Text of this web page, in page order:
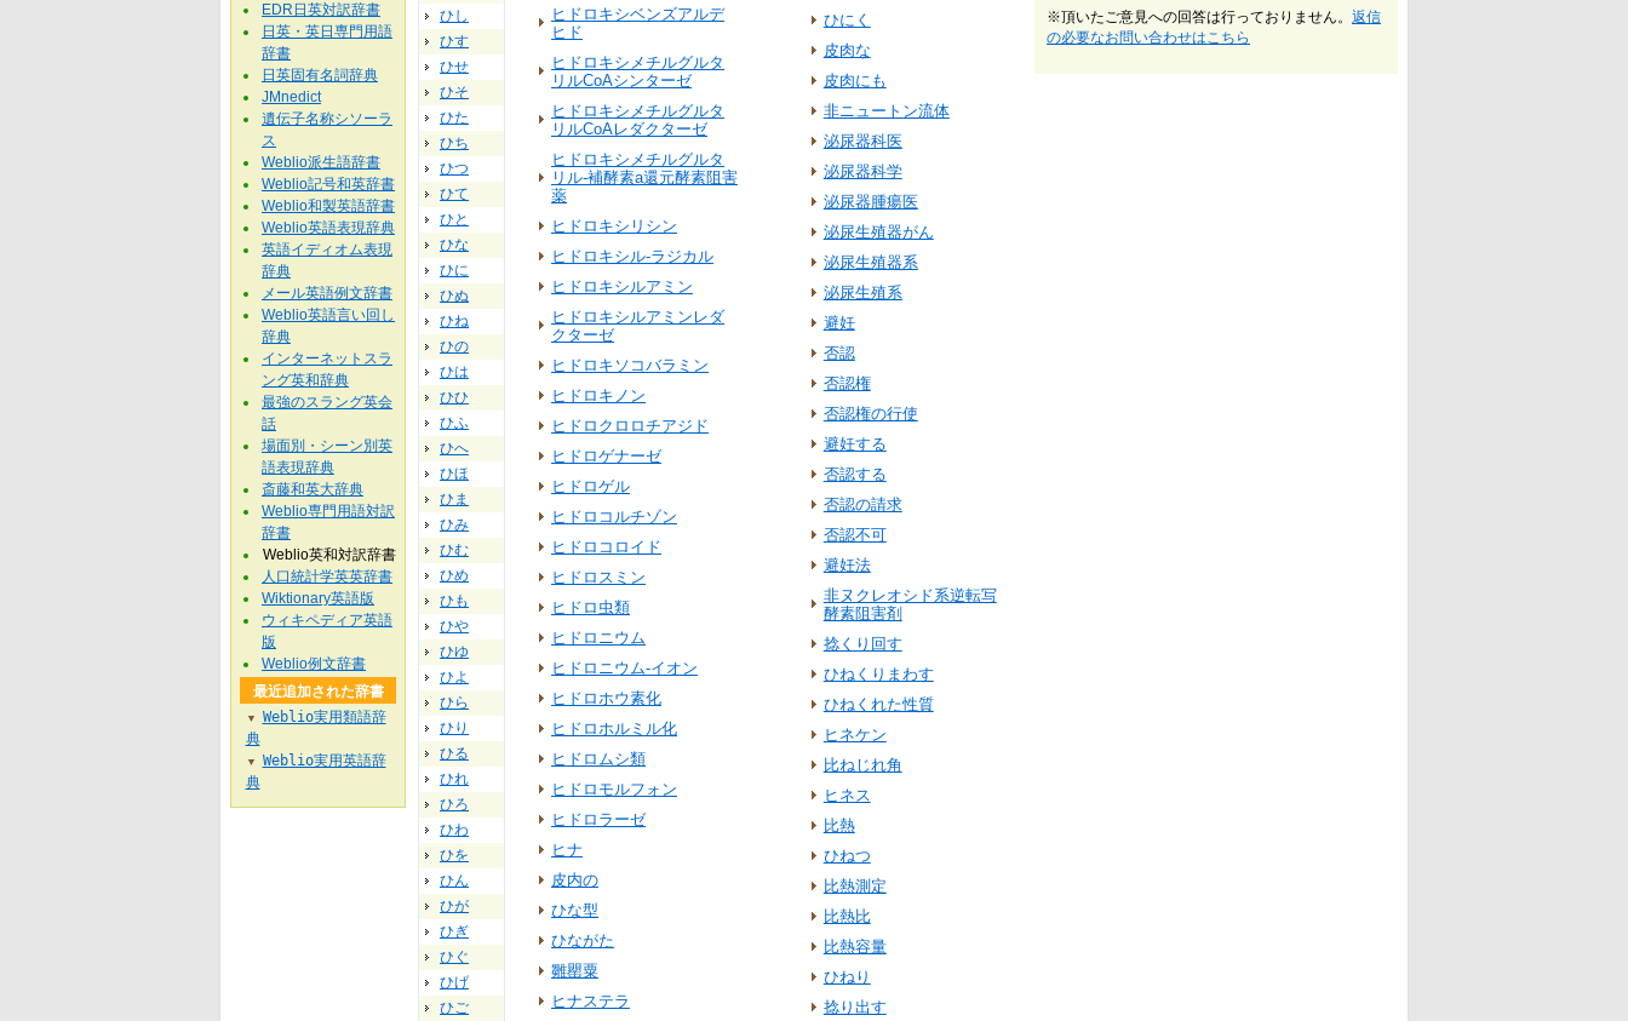
ひし
ひす
ひせ
ひそ
ひた
ひち
ひつ
ひて
ひと
ひな
ひに
ひぬ
ひね
ひの
ひは
ひひ
ひふ
ひへ
ひほ
ひま
ひみ
ひむ
ひめ
ひも
ひや
ひゆ
ひよ
ひら
ひり
ひる
ひれ
ひろ
ひわ
ひを
ひん
ひが
ひぎ
ひぐ
ひげ
ひご
ヒドロキシベンズアルデ
ヒド
ヒドロキシメチルグルタ
リルCoAシンターゼ
ヒドロキシメチルグルタ
リルCoAレダクターゼ
ヒドロキシメチルグルタ
リル‐補酵素a還元酵素阻害
薬
ヒドロキシリシン
ヒドロキシル‐ラジカル
ヒドロキシルアミン
ヒドロキシルアミンレダ
クターゼ
ヒドロキソコバラミン
ヒドロキノン
ヒドロクロロチアジド
ヒドロゲナーゼ
ヒドロゲル
ヒドロコルチゾン
ヒドロコロイド
ヒドロスミン
ヒドロ虫類
ヒドロニウム
ヒドロニウム‐イオン
ヒドロホウ素化
ヒドロホルミル化
ヒドロムシ類
ヒドロモルフォン
ヒドロラーゼ
ヒナ
皮内の
ひな型
ひながた
雛罌粟
ヒナステラ
ひにく
皮肉な
皮肉にも
非ニュートン流体
泌尿器科医
泌尿器科学
泌尿器腫瘍医
泌尿生殖器がん
泌尿生殖器系
泌尿生殖系
避妊
否認
否認権
否認権の行使
避妊する
否認する
否認の請求
否認不可
避妊法
非ヌクレオシド系逆転写
酵素阻害剤
捻くり回す
ひねくりまわす
ひねくれた性質
ヒネケン
比ねじれ角
ヒネス
比熱
ひねつ
比熱測定
比熱比
比熱容量
ひねり
捻り出す
EDR日英対訳辞書
日英・英日専門用語
辞書
日英固有名詞辞典
JMnedict
遺伝子名称シソーラ
ス
Weblio派生語辞書
Weblio記号和英辞書
Weblio和製英語辞書
Weblio英語表現辞典
英語イディオム表現
辞典
メール英語例文辞書
Weblio英語言い回し
辞典
インターネットスラ
ング英和辞典
最強のスラング英会
話
場面別・シーン別英
語表現辞典
斎藤和英大辞典
Weblio専門用語対訳
辞書
Weblio英和対訳辞書
人口統計学英英辞書
Wiktionary英語版
ウィキペディア英語
版
Weblio例文辞書
最近追加された辞書
▼
Weblio実用類語辞
典
▼
Weblio実用英語辞
典
※頂いたご意見への回答は行っておりません。 返信
の必要なお問い合わせはこちら